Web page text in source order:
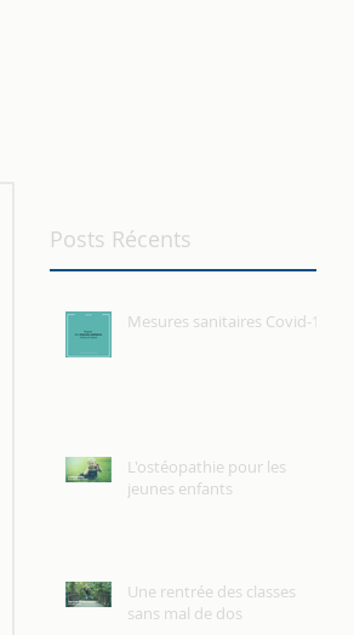
Posts Récents
Mesures sanitaires Covid-19
L'ostéopathie pour les
jeunes enfants
Une rentrée des classes
sans mal de dos